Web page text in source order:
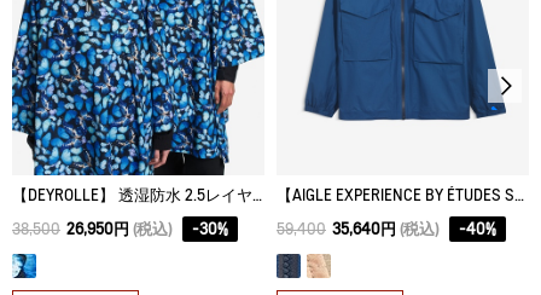
ドライクリーニング処理ができない。
ウェットクリーニング処理ができる。：通常の処理
【DEYROLLE】 透湿防水 2.5レイヤー パッカブルポンチョ
38,500 26,950円 (税込) -30%
【AIGLE EXPERIENCE BY ÉTUDES STUDIO】 透湿防水 2.5レイヤー 軽量ウインドブレーカー
59,400 35,640円 (税込) -40%